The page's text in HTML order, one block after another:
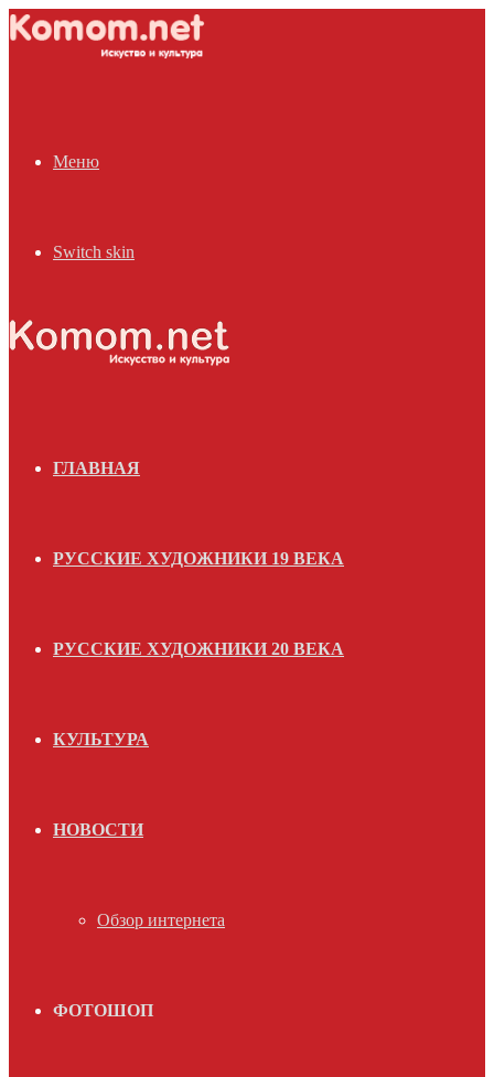
Меню
Switch skin
ГЛАВНАЯ
РУССКИЕ ХУДОЖНИКИ 19 ВЕКА
РУССКИЕ ХУДОЖНИКИ 20 ВЕКА
КУЛЬТУРА
НОВОСТИ
Обзор интернета
ФОТОШОП